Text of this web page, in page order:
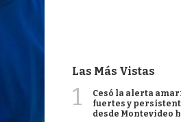
Las Más Vistas
1
Cesó la alerta
fuertes y
desde Montevideo